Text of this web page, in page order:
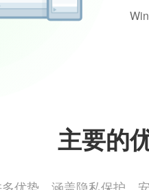
主要的